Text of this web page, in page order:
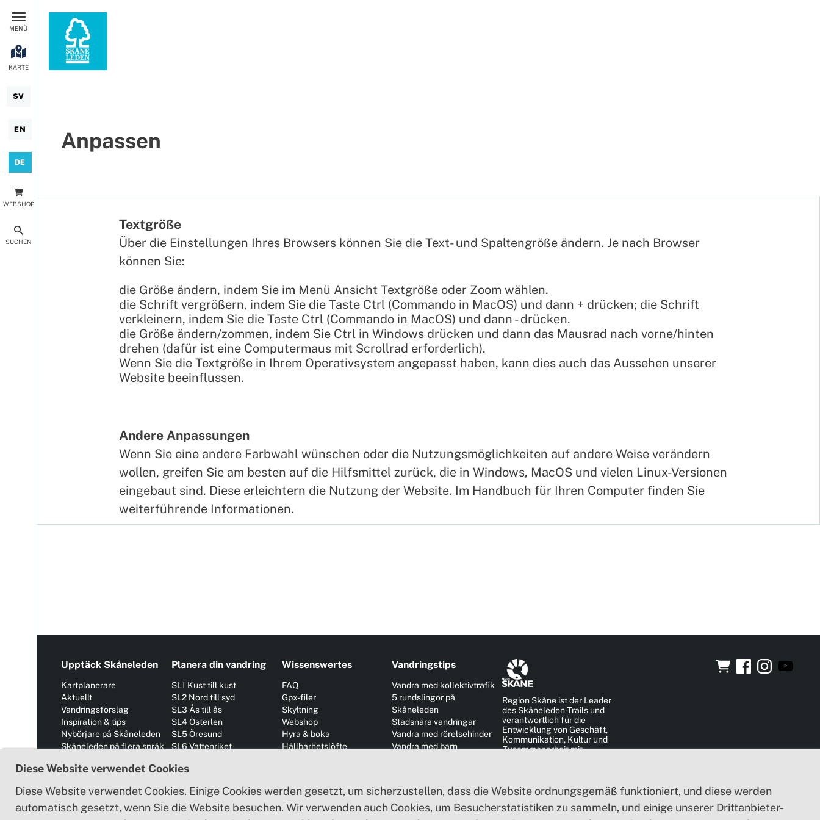
MENÜ
KARTE
SV
EN
DE
WEBSHOP
SUCHEN
Anpassen
Textgröße
Über die Einstellungen Ihres Browsers können Sie die Text- und Spaltengröße ändern. Je nach Browser
können Sie:
die Größe ändern, indem Sie im Menü Ansicht Textgröße oder Zoom wählen.
die Schrift vergrößern, indem Sie die Taste Ctrl (Commando in MacOS) und dann + drücken; die Schrift
verkleinern, indem Sie die Taste Ctrl (Commando in MacOS) und dann - drücken.
die Größe ändern/zommen, indem Sie Ctrl in Windows drücken und dann das Mausrad nach vorne/hinten
drehen (dafür ist eine Computermaus mit Scrollrad erforderlich).
Wenn Sie die Textgröße in Ihrem Operativsystem angepasst haben, kann dies auch das Aussehen unserer
Website beeinflussen.
Andere Anpassungen
Wenn Sie eine andere Farbwahl wünschen oder die Nutzungsmöglichkeiten auf andere Weise verändern
wollen, greifen Sie am besten auf die Hilfsmittel zurück, die in Windows, MacOS und vielen Linux-Versionen
eingebaut sind. Diese erleichtern die Nutzung der Website. Im Handbuch für Ihren Computer finden Sie
weiterführende Informationen.
Diese Website verwendet Cookies
Diese Website verwendet Cookies. Einige Cookies werden gesetzt, um sicherzustellen, dass die Website ordnungsgemäß funktioniert, und diese werden
automatisch gesetzt, wenn Sie die Website besuchen. Wir verwenden auch Cookies, um Besucherstatistiken zu sammeln, und einige unserer Drittanbieter-
Upptäck Skåneleden
Kartplanerare
Aktuellt
Vandringsförslag
Inspiration & tips
Nybörjare på Skåneleden
Skåneleden på flera språk
Allemansrätten
Planera din vandring
SL1 Kust till kust
SL2 Nord till syd
SL3 Ås till ås
SL4 Österlen
SL5 Öresund
SL6 Vattenriket
Wissenswertes
FAQ
Gpx-filer
Skyltning
Webshop
Hyra & boka
Hållbarhetslöfte
Till skolor
Vandringstips
Vandra med kollektivtrafik
5 rundslingor på
Skåneleden
Stadsnära vandringar
Vandra med rörelsehinder
Vandra med barn
Region Skåne ist der Leader
des Skåneleden-Trails und
verantwortlich für die
Entwicklung von Geschäft,
Kommunikation, Kultur und
Zusammenarbeit mit